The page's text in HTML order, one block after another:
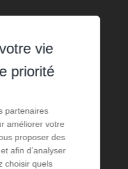
vie
priorité
partenaires
améliorer votre
proposer des
afin d’analyser
choisir quels